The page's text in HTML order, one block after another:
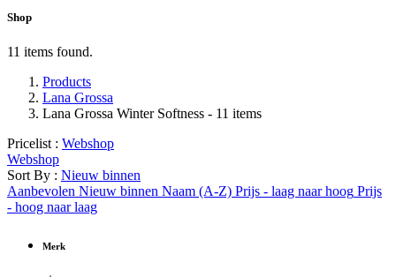
Shop
11 items found.
Products
Lana Grossa
Lana Grossa Winter Softness - 11 items
Pricelist : Webshop
Webshop
Sort By : Nieuw binnen
Aanbevolen Nieuw binnen Naam (A-Z) Prijs - laag naar hoog Prijs
- hoog naar laag
Merk